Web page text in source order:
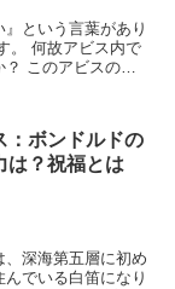
という言葉があり
中
：ボンドルドの
は？祝福とは
深海第五層に初め
でいる白笛になり